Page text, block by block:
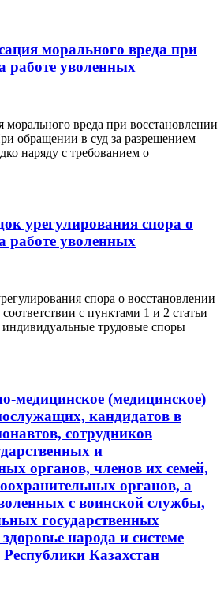
морального вреда при
работе уволенных
вреда при восстановлении
обращении в суд за разрешением
наряду с требованием о
урегулирования спора о
работе уволенных
спора о восстановлении
с пунктами 1 и 2 статьи
индивидуальные трудовые споры
медицинское (медицинское)
кандидатов в
сотрудников
и
органов, членов их семей,
органов, а
с воинской службы,
государственных
народа и системе
Казахстан